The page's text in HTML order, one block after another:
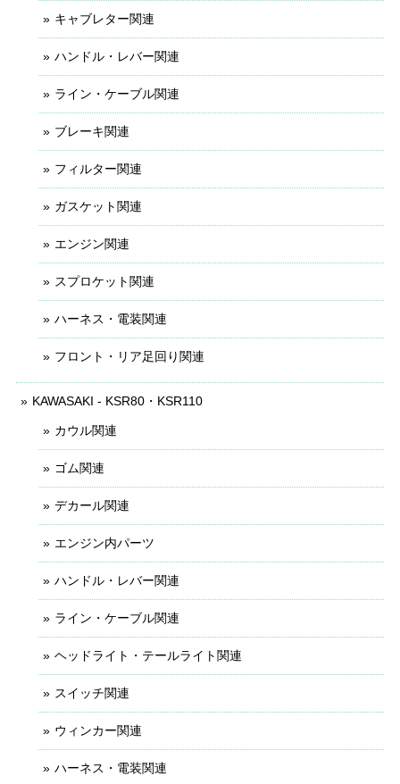
キャブレター関連
ハンドル・レバー関連
ライン・ケーブル関連
ブレーキ関連
フィルター関連
ガスケット関連
エンジン関連
スプロケット関連
ハーネス・電装関連
フロント・リア足回り関連
KAWASAKI - KSR80・KSR110
カウル関連
ゴム関連
デカール関連
エンジン内パーツ
ハンドル・レバー関連
ライン・ケーブル関連
ヘッドライト・テールライト関連
スイッチ関連
ウィンカー関連
ハーネス・電装関連